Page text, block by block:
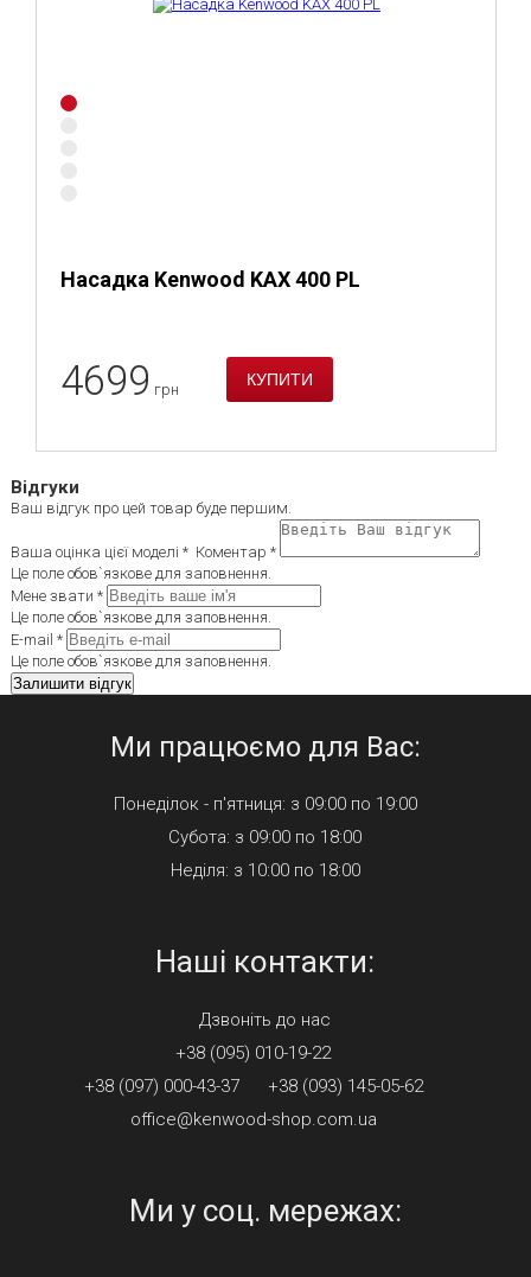
Насадка Kenwood KAX 400 PL
4699 грн
Відгуки
Ваш відгук про цей товар буде першим.
Ваша оцінка цієї моделі * Коментар *
Це поле обов`язкове для заповнення.
Мене звати *
Це поле обов`язкове для заповнення.
E-mail *
Це поле обов`язкове для заповнення.
Ми працюємо для Вас:
Понеділок - п'ятниця: з 09:00 по 19:00
Субота: з 09:00 по 18:00
Неділя: з 10:00 по 18:00
Наші контакти:
Дзвонiть до нас
+38 (095) 010-19-22
+38 (097) 000-43-37
+38 (093) 145-05-62
office@kenwood-shop.com.ua
Ми у соц. мережах: